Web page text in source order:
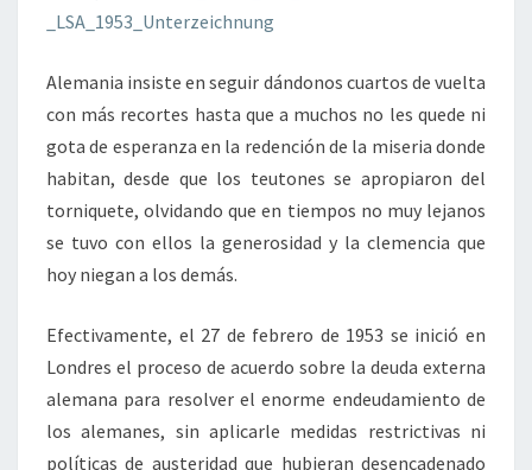
Alemania insiste en seguir dándonos cuartos de vuelta
con más recortes hasta que a muchos no les quede ni
gota de esperanza en la redención de la miseria donde
habitan, desde que los teutones se apropiaron del
torniquete, olvidando que en tiempos no muy lejanos
se tuvo con ellos la generosidad y la clemencia que
hoy niegan a los demás.
Efectivamente, el 27 de febrero de 1953 se inició en
Londres el proceso de acuerdo sobre la deuda externa
alemana para resolver el enorme endeudamiento de
los alemanes, sin aplicarle medidas restrictivas ni
políticas de austeridad que hubieran desencadenado